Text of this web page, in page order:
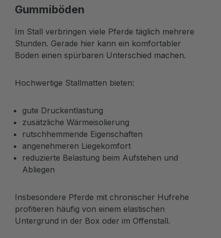
Gummiböden
Im Stall verbringen viele Pferde täglich mehrere
Stunden. Gerade hier kann ein komfortabler
Boden einen spürbaren Unterschied machen.
Hochwertige Stallmatten bieten:
gute Druckentlastung
zusätzliche Wärmeisolierung
rutschhemmende Eigenschaften
angenehmeren Liegekomfort
reduzierte Belastung beim Aufstehen und
Abliegen
Insbesondere Pferde mit chronischer Hufrehe
profitieren häufig von einem elastischen
Untergrund in der Box oder im Offenstall.